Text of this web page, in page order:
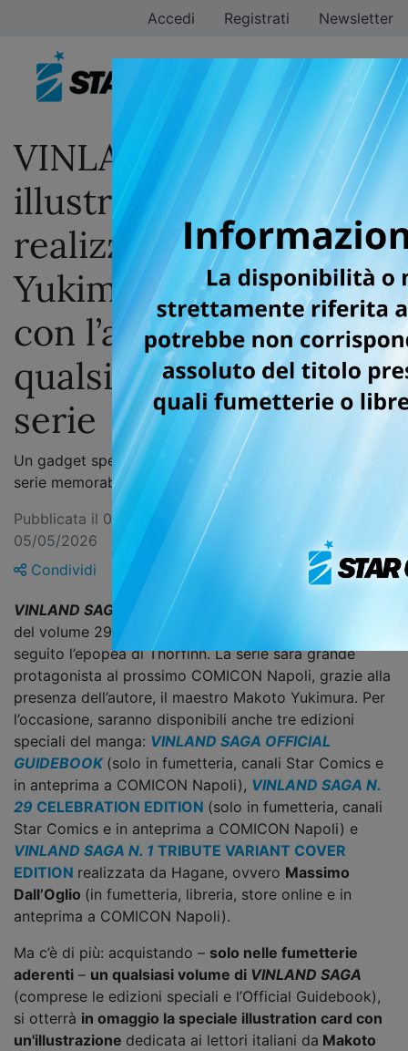
Accedi Registrati Newsletter
VINLAND SAGA: una
illustration card
realizzata da Makoto
Yukimura in omaggio
con l’acquisto di un
qualsiasi volume della
serie
Un gadget speciale per celebrare la conclusione di una
serie memorabile
Pubblicata il 05/05/2026 — Ultimo aggiornamento
05/05/2026
Condividi
VINLAND SAGA
si conclude il 5 maggio, con l’uscita
del volume 29, attesissimo da tutti coloro che hanno
seguito l’epopea di Thorfinn. La serie sarà grande
protagonista al prossimo COMICON Napoli, grazie alla
presenza dell’autore, il maestro Makoto Yukimura. Per
l’occasione, saranno disponibili anche tre edizioni
speciali del manga: VINLAND SAGA OFFICIAL
GUIDEBOOK (solo in fumetteria, canali Star Comics e
in anteprima a COMICON Napoli), VINLAND SAGA N.
29 CELEBRATION EDITION (solo in fumetteria, canali
Star Comics e in anteprima a COMICON Napoli) e
VINLAND SAGA N. 1 TRIBUTE VARIANT COVER
EDITION realizzata da Hagane, ovvero Massimo
Dall’Oglio (in fumetteria, libreria, store online e in
anteprima a COMICON Napoli).
Ma c’è di più: acquistando – solo nelle fumetterie
aderenti – un qualsiasi volume di VINLAND SAGA
(comprese le edizioni speciali e l’Official Guidebook),
si otterrà in omaggio la speciale illustration card con
un'illustrazione dedicata ai lettori italiani da Makoto